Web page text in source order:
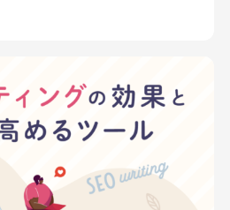
検索する
のキーワード
ティクス
Google広告